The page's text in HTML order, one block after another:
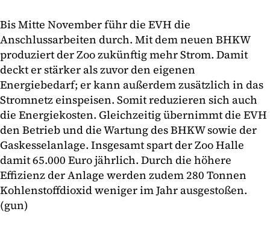
Bis Mitte November führ die EVH die
Anschlussarbeiten durch. Mit dem neuen BHKW
produziert der Zoo zukünftig mehr Strom. Damit
deckt er stärker als zuvor den eigenen
Energiebedarf; er kann außerdem zusätzlich in das
Stromnetz einspeisen. Somit reduzieren sich auch
die Energiekosten. Gleichzeitig übernimmt die EVH
den Betrieb und die Wartung des BHKW sowie der
Gaskesselanlage. Insgesamt spart der Zoo Halle
damit 65.000 Euro jährlich. Durch die höhere
Effizienz der Anlage werden zudem 280 Tonnen
Kohlenstoffdioxid weniger im Jahr ausgestoßen.
(gun)